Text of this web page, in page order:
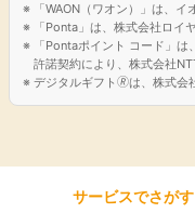
「WAON（ワオン）」は、イ
「Ponta」は、株式会社ロイ
「Pontaポイント コード」
許諾契約により、株式会社
デジタルギフト🄬は、株式会
サービスでさがす